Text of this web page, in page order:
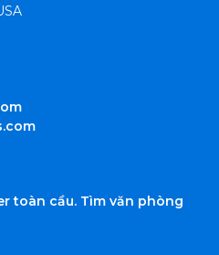
toàn cầu. Tìm văn phòng